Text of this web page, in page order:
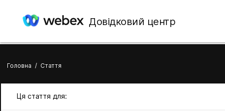
Довідковий центр
Головна / Стаття
Ця стаття для: